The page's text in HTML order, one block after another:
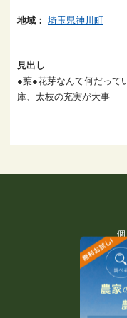
地域： 埼玉県神川町
見出し
●葉●花芽なんて何だって
庫、太枝の充実が大事